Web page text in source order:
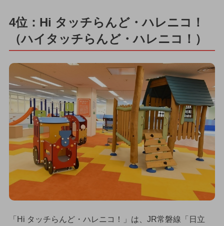
4位：Hi タッチらんど・ハレニコ！
（ハイタッチらんど・ハレニコ！）
「Hi タッチらんど・ハレニコ！」は、JR常磐線「日立